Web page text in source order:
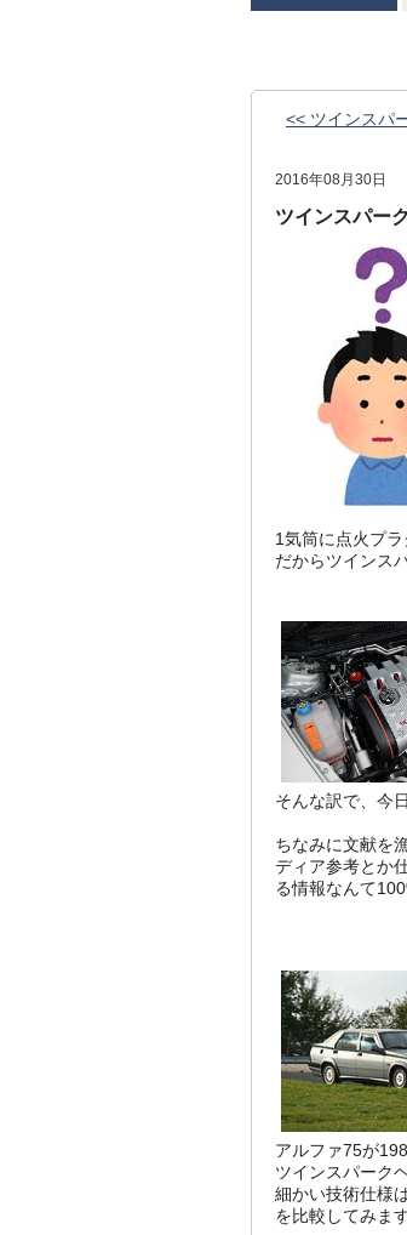
<< ツインスパ
2016年08月30日
ツインスパー
1気筒に点火プラ
だからツインス
そんな訳で、今
ちなみに文献を
ディア参考とか
る情報なんて
アルファ75が
ツインスパーク
細かい技術仕様
を比較してみます